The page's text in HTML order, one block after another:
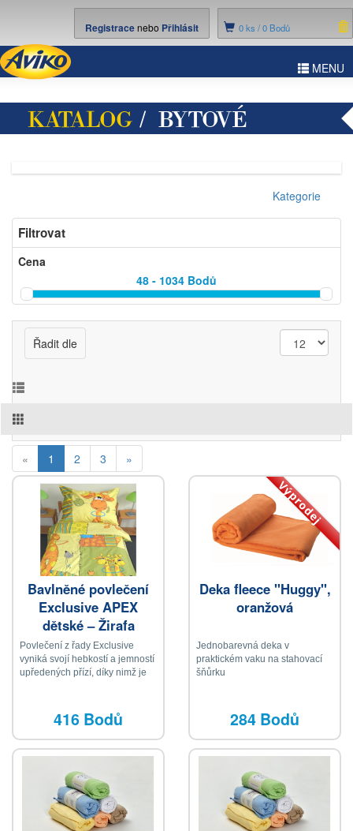
0ks /0 Bodů
Registracenebo Přihlásit
MENU
KATALOG / BYTOVÉ
Kategorie
Filtrovat
Cena
48 - 1034 Bodů
Řadit dle
« 1 (current)
2 3 »
Bavlněné povlečení
Exclusive APEX
dětské – Žirafa
Povlečení z řady Exclusive
vyniká svojí hebkostí a jemností
upředených přízí, díky nimž je
416 Bodů
Výprodej
Deka fleece "Huggy",
oranžová
Jednobarevná deka v
praktickém vaku na stahovací
šňůrku
284 Bodů